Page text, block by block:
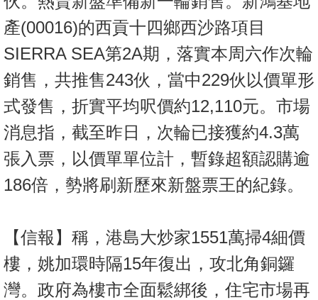
產(00016)的西貢十四鄉西沙路項目
SIERRA SEA第2A期，落實本周六作次輪
銷售，共推售243伙，當中229伙以價單形
式發售，折實平均呎價約12,110元。市場
消息指，截至昨日，次輪已接獲約4.3萬
張入票，以價單單位計，暫錄超額認購逾
186倍，勢將刷新歷來新盤票王的紀錄。
【信報】稱，港島大炒家1551萬掃4細價
樓，姚加環時隔15年復出，攻北角銅鑼
灣。政府為樓市全面鬆綁後，住宅市場再